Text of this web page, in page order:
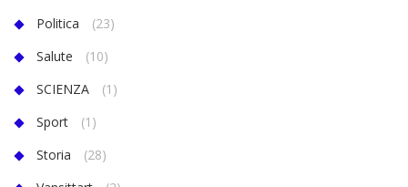
Politica
(23)
Salute
(10)
SCIENZA
(1)
Sport
(1)
Storia
(28)